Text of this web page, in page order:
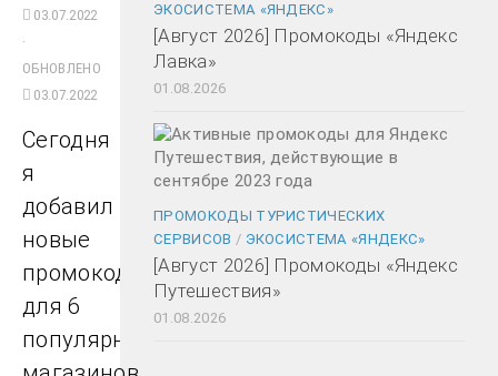
03.07.2022
·
ОБНОВЛЕНО
03.07.2022
Сегодня
я
добавил
новые
промокоды
для 6
популярных
ЭКОСИСТЕМА «ЯНДЕКС»
[Август 2026] Промокоды «Яндекс
Лавка»
01.08.2026
ПРОМОКОДЫ ТУРИСТИЧЕСКИХ
СЕРВИСОВ / ЭКОСИСТЕМА «ЯНДЕКС»
[Август 2026] Промокоды «Яндекс
Путешествия»
01.08.2026